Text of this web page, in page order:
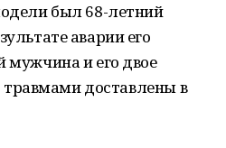
был 68-летний
аварии его
мужчина и его двое
травмами доставлены в